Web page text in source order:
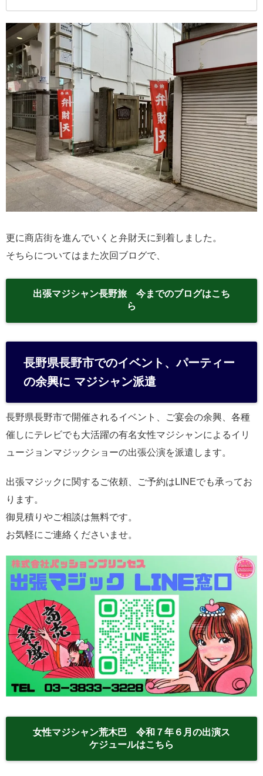
更に商店街を進んでいくと弁財天に到着しました。
そちらについてはまた次回ブログで、
出張マジシャン長野旅 今までのブログはこち
ら
長野県長野市でのイベント、パーティー
の余興に マジシャン派遣
長野県長野市で開催されるイベント、ご宴会の余興、各種
催しにテレビでも大活躍の有名女性マジシャンによるイリ
ュージョンマジックショーの出張公演を派遣します。
出張マジックに関するご依頼、ご予約はLINEでも承ってお
ります。
御見積りやご相談は無料です。
お気軽にご連絡くださいませ。
女性マジシャン荒木巴 令和７年６月の出演ス
ケジュールはこちら